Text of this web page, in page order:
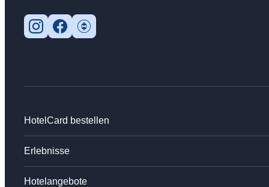
HotelCard bestellen
Erlebnisse
Hotelangebote